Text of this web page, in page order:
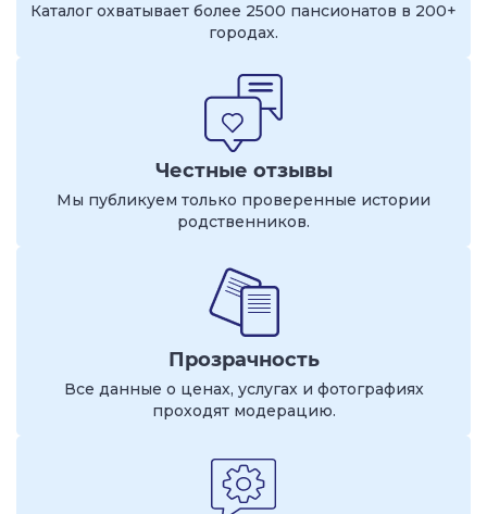
Каталог охватывает более 2500 пансионатов в 200+
городах.
Честные отзывы
Мы публикуем только проверенные истории
родственников.
Прозрачность
Все данные о ценах, услугах и фотографиях
проходят модерацию.